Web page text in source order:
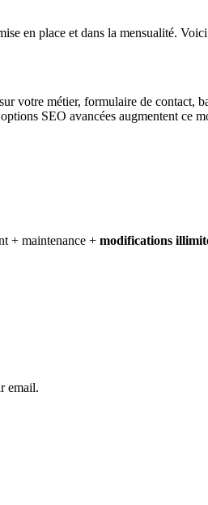
en place et dans la mensualité.
votre métier, formulaire de
SEO avancées augmentent ce
+ maintenance + modifications
email.